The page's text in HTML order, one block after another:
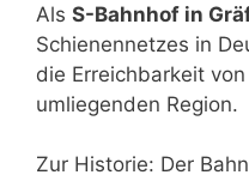
Als S-Bahnhof in
Schienennetzes in
die Erreichbarkeit
umliegenden Region.
Zur Historie: Der